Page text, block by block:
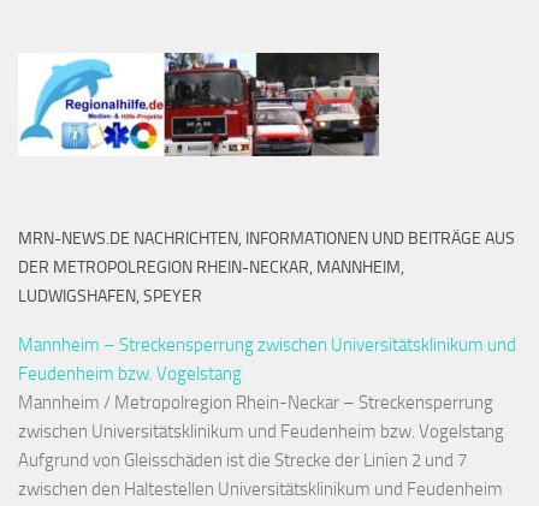
MRN-NEWS.DE NACHRICHTEN, INFORMATIONEN UND BEITRÄGE AUS
DER METROPOLREGION RHEIN-NECKAR, MANNHEIM,
LUDWIGSHAFEN, SPEYER
Mannheim – Streckensperrung zwischen Universitätsklinikum und
Feudenheim bzw. Vogelstang
Mannheim / Metropolregion Rhein-Neckar – Streckensperrung
zwischen Universitätsklinikum und Feudenheim bzw. Vogelstang
Aufgrund von Gleisschäden ist die Strecke der Linien 2 und 7
zwischen den Haltestellen Universitätsklinikum und Feudenheim